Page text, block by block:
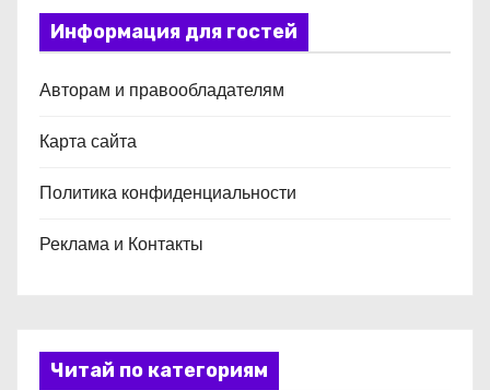
Информация для гостей
Авторам и правообладателям
Карта сайта
Политика конфиденциальности
Реклама и Контакты
Читай по категориям